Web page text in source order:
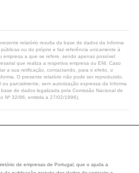
relatório resulta da base de dados da Informa
ou do próprio e faz referência unicamente à
empresa a que se refere, sendo apenas possível
que realiza a respetiva empresa ou ENI. Caso
a sua retificação, contactando, para o efeito, o
O presente relatório não pode ser reproduzido,
parcialmente, sem autorização expressa da Informa
de dados legalizada pela Comissão Nacional de
Nº 32/96, emitida a 27/02/1996).
de empresas de Portugal, que o ajuda a